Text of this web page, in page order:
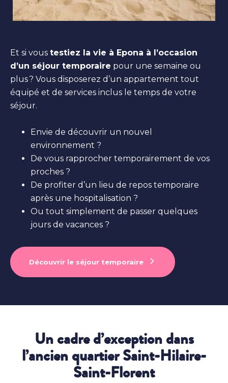
Et si vous testiez la vie à Epona à l’occasion
d’un séjour temporaire pour une semaine ou
plus ? Vous disposerez d’un appartement tout
équipé et de services inclus le temps de votre
séjour.
Envie de découvrir un nouvel
environnement ?
De vous rapprocher temporairement de vos
proches ?
De profiter d’un lieu de repos temporaire
après une hospitalisation ?
Ou tout simplement de passer quelques
jours de vacances ?
Découvrir le séjour temporaire
Un cadre d’exception dans
l’ancien quartier Saint-Hilaire-
Saint-Florent